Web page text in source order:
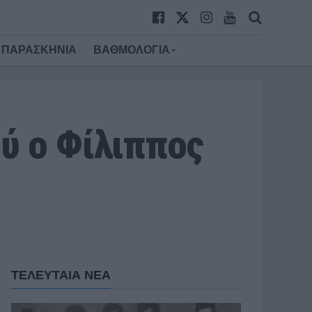
ΠΑΡΑΣΚΗΝΙΑ ΒΑΘΜΟΛΟΓΙΑ
ο Φίλιππος
ΤΕΛΕΥΤΑΙΑ ΝΕΑ